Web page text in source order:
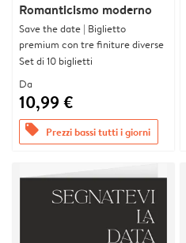
Romanticismo moderno
Save the date | Biglietto
premium con tre finiture diverse
Set di 10 biglietti
Da
10,99 €
offers Prezzi bassi tutti i giorni